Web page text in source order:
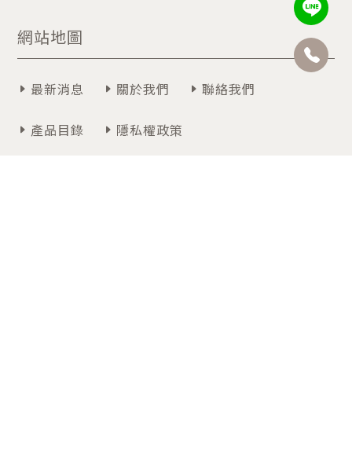
網站地圖
最新消息 關於我們 聯絡我們
產品目錄 隱私權政策